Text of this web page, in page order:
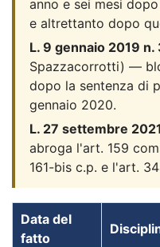
anno e sei mesi
e altrettanto dopo
L. 9 gennaio 2019 n.
Spazzacorrotti) —
dopo la sentenza di
gennaio 2020.
L. 27 settembre
abroga l'art. 159
161-bis c.p. e l'art.
Data del
fatto